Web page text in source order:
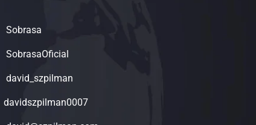
Sobrasa
SobrasaOficial
david_szpilman
davidszpilman0007